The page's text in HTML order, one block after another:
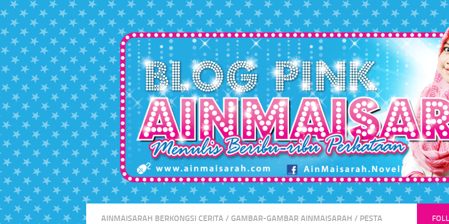
Skip to content
AINMAISARAH BERKONGSI CERITA / GAMBAR-GAMBAR AINMAISARAH / PESTA